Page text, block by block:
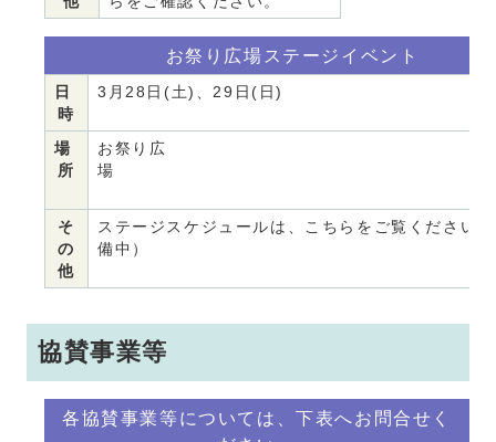
お祭り広場ステージイベント
日
時
3月28日(土)、29日(日)
場
所
お祭り広
そ
の
他
ステージスケジュールは、こちらをご覧ください
備中）
協賛事業等
各協賛事業等については、下表へお問合せく